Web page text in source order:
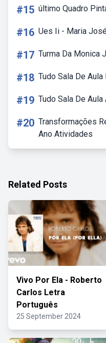
#15 último Quadro
#16 Ues Ii - Maria
#17 Turma Da Monica
#18 Tudo Sala De
#19 Tudo Sala De Aula
#20 Transformações
Ano Atividades
Related Posts
Vivo Por Ela - Roberto
Carlos Letra
Português
25 September 2024